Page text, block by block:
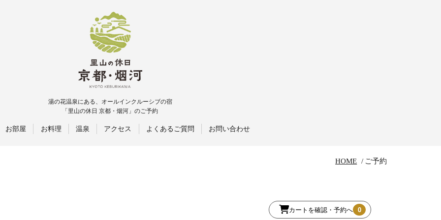
湯の花温泉にある、オールインクルーシブの宿
「里山の休日 京都・烟河」のご予約
お部屋 お料理 温泉 アクセス よくあるご質問 お問い合わせ
HOME ご予約
カートを確認・予約へ 0